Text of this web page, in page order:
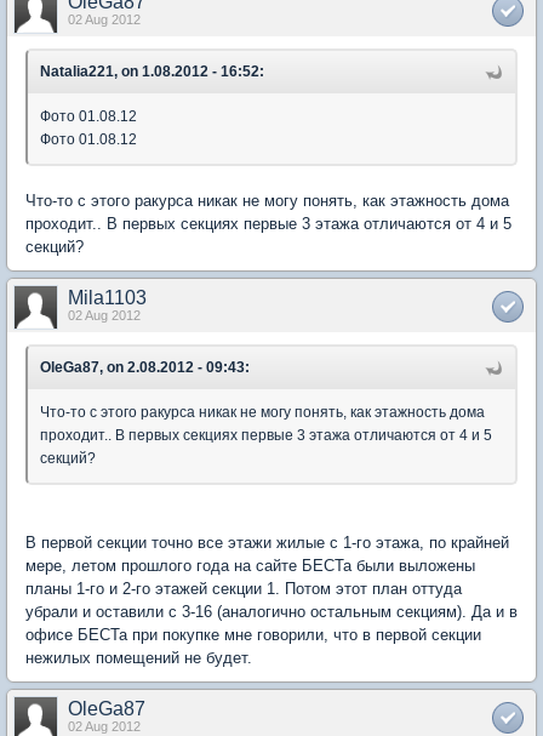
02 Aug 2012
Natalia221, on 1.08.2012 - 16:52:
Фото 01.08.12
Фото 01.08.12
Что-то с этого ракурса никак не могу понять, как этажность дома
проходит.. В первых секциях первые 3 этажа отличаются от 4 и 5
секций?
Mila1103
02 Aug 2012
OleGa87, on 2.08.2012 - 09:43:
Что-то с этого ракурса никак не могу понять, как этажность дома
проходит.. В первых секциях первые 3 этажа отличаются от 4 и 5
секций?
В первой секции точно все этажи жилые с 1-го этажа, по крайней
мере, летом прошлого года на сайте БЕСТа были выложены
планы 1-го и 2-го этажей секции 1. Потом этот план оттуда
убрали и оставили с 3-16 (аналогично остальным секциям). Да и в
офисе БЕСТа при покупке мне говорили, что в первой секции
нежилых помещений не будет.
OleGa87
02 Aug 2012